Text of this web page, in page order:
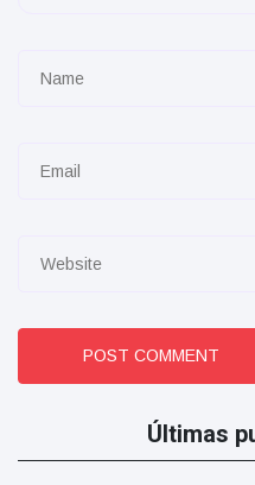
POST COMMENT
Últimas